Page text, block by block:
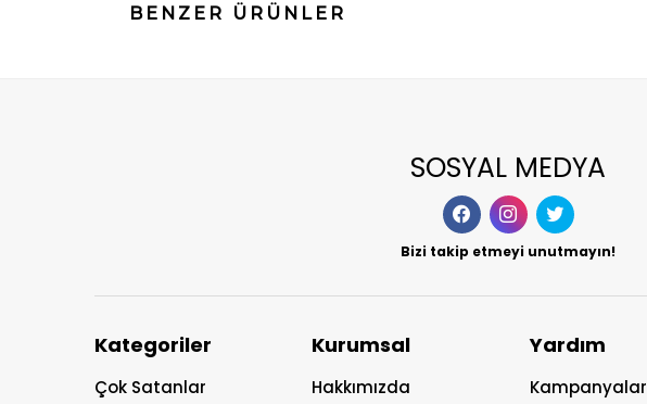
BENZER ÜRÜNLER
SOSYAL MEDYA
Bizi takip etmeyi unutmayın!
Kategoriler
Çok Satanlar
Kurumsal
Hakkımızda
Yardım
Kampanyalar